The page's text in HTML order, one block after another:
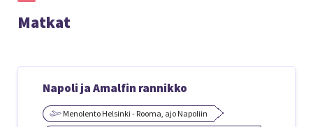
Matkat
Napoli ja Amalfin rannikko
Menolento Helsinki - Rooma, ajo Napoliin